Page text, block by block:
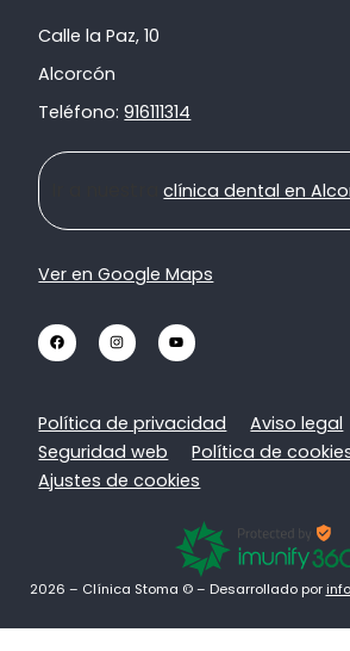
Calle la Paz, 10
Alcorcón
Teléfono:916111314
Ir a nuestraclínica dental en
Ver en Google Maps
Política de privacidad
Aviso legal
Seguridad web
Política de
Ajustes de cookies
2026 – Clínica Stoma © – Desarrollado por